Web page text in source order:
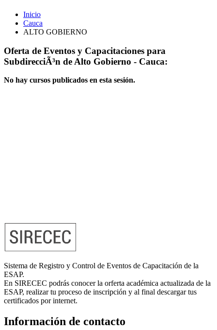
Inicio
Cauca
ALTO GOBIERNO
Oferta de Eventos y Capacitaciones para
SubdirecciÃ³n de Alto Gobierno - Cauca:
No hay cursos publicados en esta sesión.
Sistema de Registro y Control de Eventos de Capacitación de la
ESAP.
En SIRECEC podrás conocer la orferta académica actualizada de la
ESAP, realizar tu proceso de inscripción y al final descargar tus
certificados por internet.
Información de contacto